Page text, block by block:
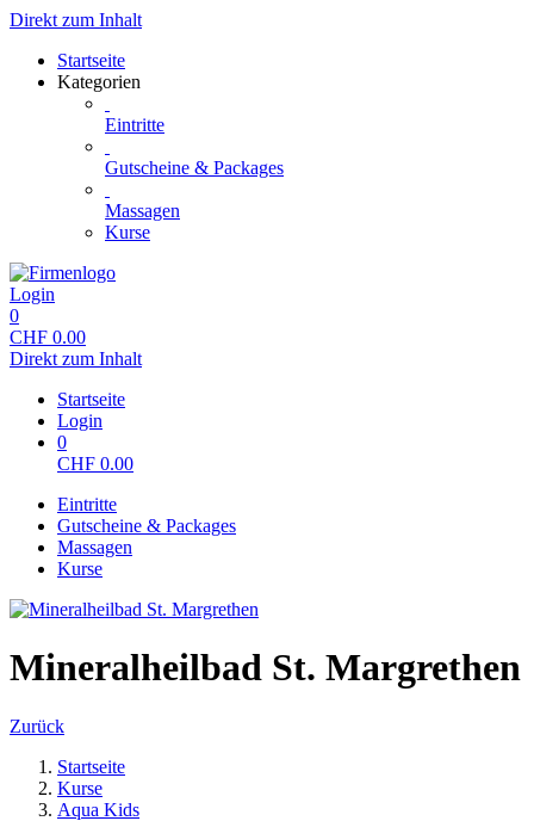
Direkt zum Inhalt
Startseite
Kategorien
Eintritte
Gutscheine & Packages
Massagen
Kurse
Login
0
CHF 0.00
Direkt zum Inhalt
Startseite
Login
0
CHF 0.00
Eintritte
Gutscheine & Packages
Massagen
Kurse
Mineralheilbad St. Margrethen
Zurück
Startseite
Kurse
Aqua Kids